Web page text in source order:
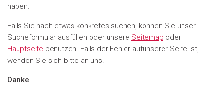
haben.
Falls Sie nach etwas konkretes suchen, können Sie unser
Sucheformular ausfüllen oder unsere Seitemap oder
Hauptseite benutzen. Falls der Fehler aufunserer Seite ist,
wenden Sie sich bitte an uns.
Danke